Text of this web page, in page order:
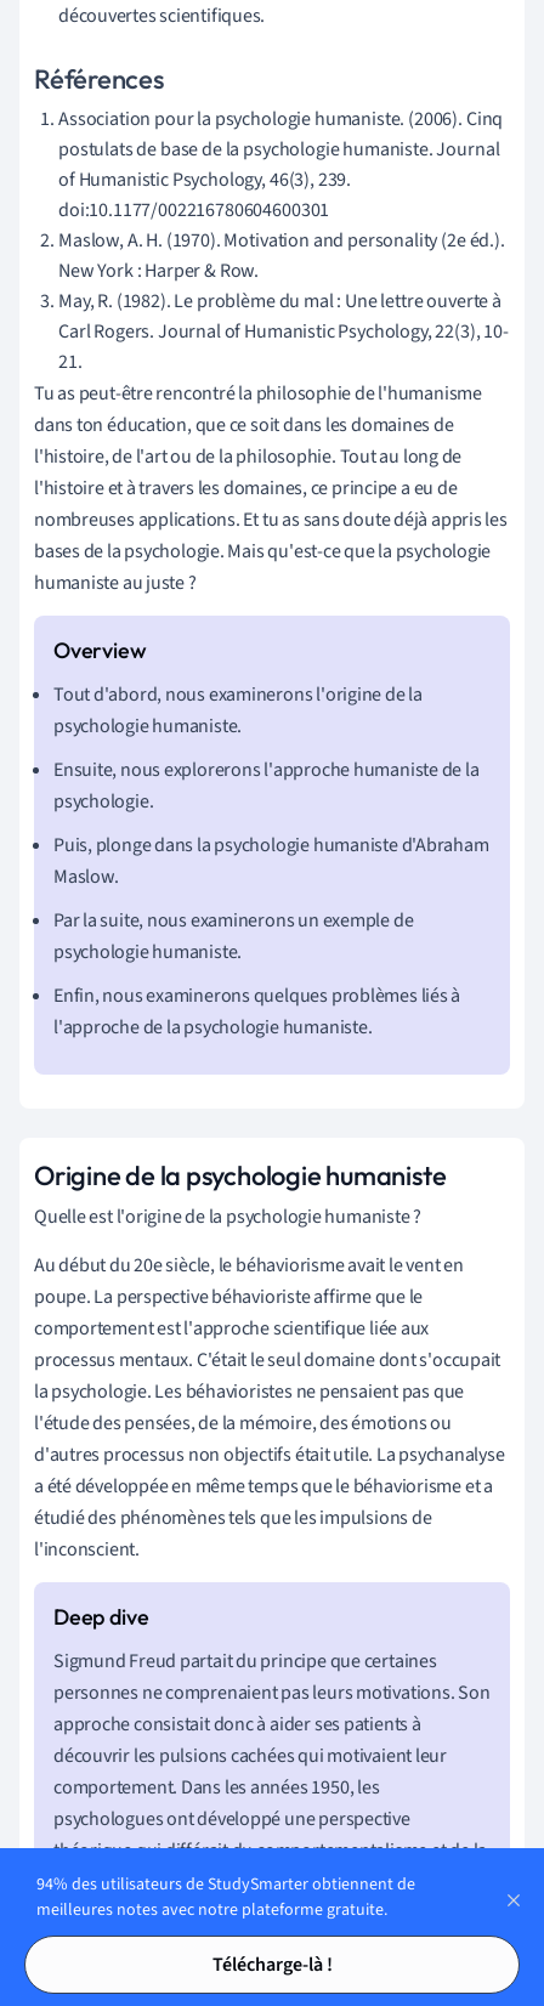
Tables des matières
Tables des matières
découvertes scientifiques.
Références
Association pour la psychologie humaniste. (2006). Cinq
postulats de base de la psychologie humaniste. Journal
of Humanistic Psychology, 46(3), 239.
doi:10.1177/002216780604600301
Maslow, A. H. (1970). Motivation and personality (2e éd.).
New York : Harper & Row.
May, R. (1982). Le problème du mal : Une lettre ouverte à
Carl Rogers. Journal of Humanistic Psychology, 22(3), 10-
21.
Tu as peut-être rencontré la philosophie de l'humanisme
dans ton éducation, que ce soit dans les domaines de
l'histoire, de l'art ou de la philosophie. Tout au long de
l'histoire et à travers les domaines, ce principe a eu de
nombreuses applications. Et tu as sans doute déjà appris les
bases de la psychologie. Mais qu'est-ce que la psychologie
humaniste au juste ?
Tout d'abord, nous examinerons l'origine de la
psychologie humaniste.
Ensuite, nous explorerons l'approche humaniste de la
psychologie.
Puis, plonge dans la psychologie humaniste d'Abraham
Maslow.
Par la suite, nous examinerons un exemple de
psychologie humaniste.
Enfin, nous examinerons quelques problèmes liés à
l'approche de la psychologie humaniste.
Origine de la psychologie humaniste
Quelle est l'origine de la psychologie humaniste ?
Au début du 20e siècle, le béhaviorisme avait le vent en
poupe. La perspective béhavioriste affirme que le
comportement est l'approche scientifique liée aux
processus mentaux. C'était le seul domaine dont s'occupait
la psychologie. Les béhavioristes ne pensaient pas que
l'étude des pensées, de la mémoire, des émotions ou
d'autres processus non objectifs était utile. La psychanalyse
a été développée en même temps que le béhaviorisme et a
étudié des phénomènes tels que les impulsions de
l'inconscient.
Sigmund Freud partait du principe que certaines
personnes ne comprenaient pas leurs motivations. Son
approche consistait donc à aider ses patients à
découvrir les pulsions cachées qui motivaient leur
comportement. Dans les années 1950, les
psychologues ont développé une perspective
théorique qui différait du comportementalisme et de la
psychanalyse.
L'
son fondement est la philosophie classique et de la
94% des utilisateurs de StudySmarter obtiennent de
meilleures notes avec notre plateforme gratuite.
Télécharge-là !